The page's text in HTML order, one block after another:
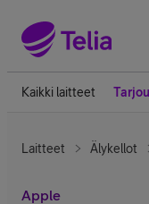
Kaikki laitteet
Laitteet Älykellot
Apple